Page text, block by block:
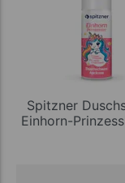
Spitzner
Einhorn-